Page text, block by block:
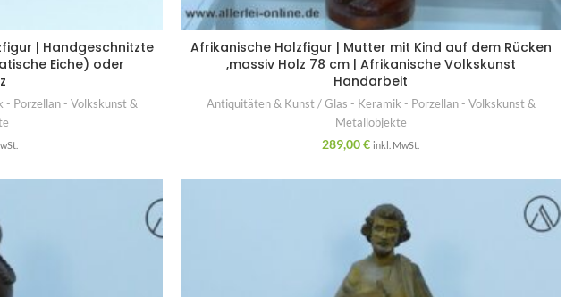
| Handgeschnitzte
Eiche) oder
Porzellan - Volkskunst &
Afrikanische Holzfigur | Mutter mit Kind auf dem Rücken
,massiv Holz 78 cm | Afrikanische Volkskunst
Handarbeit
Antiquitäten & Kunst / Glas - Keramik - Porzellan - Volkskunst &
Metallobjekte
289,00€ inkl. MwSt.